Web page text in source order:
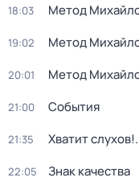
18:03 Метод
19:02 Метод
20:01 Метод
21:00 События
21:35 Хватит слухов!
22:05 Знак качества